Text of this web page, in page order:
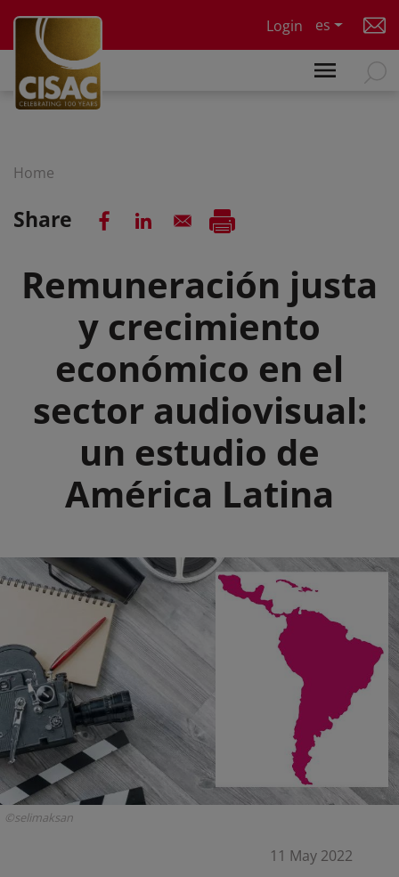
Login
es
Home
Share
Remuneración justa
y crecimiento
económico en el
sector audiovisual:
un estudio de
América Latina
©selimaksan
11 May 2022